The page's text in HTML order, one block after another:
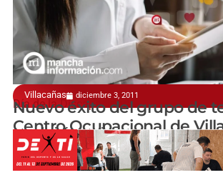
Villacañas diciembre 3, 2011
Día de la Discapacidad
Nuevo éxito del grupo de
Centro Ocupacional de
manchainformacion.com